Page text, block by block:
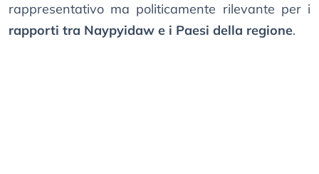
rappresentativo ma politicamente rilevante per i
rapporti tra Naypyidaw e i Paesi della regione.